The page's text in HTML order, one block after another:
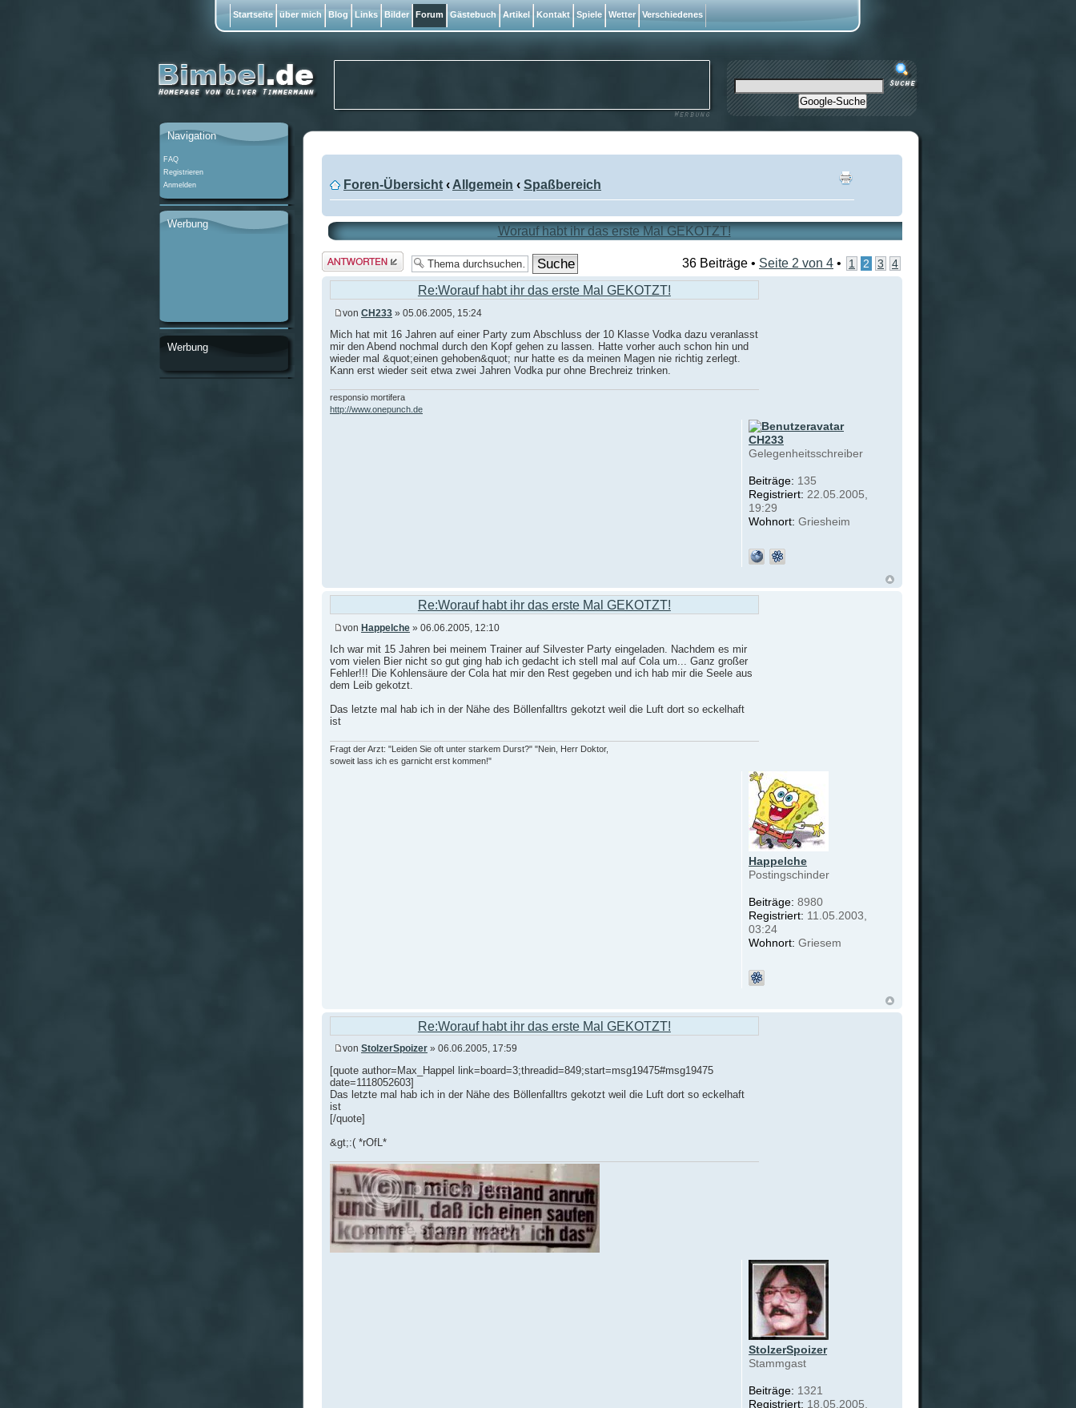
Foren-Übersicht ‹ Allgemein ‹ Spaßbereich
Worauf habt ihr das erste Mal GEKOTZT!
Antwort
erstellen
36 Beiträge • Seite 2 von 4 • 1 2 3 4
Re:Worauf habt ihr das erste Mal GEKOTZT!
von CH233 » 05.06.2005, 15:24
Mich hat mit 16 Jahren auf einer Party zum Abschluss der 10 Klasse Vodka dazu veranlasst
mir den Abend nochmal durch den Kopf gehen zu lassen. Hatte vorher auch schon hin und
wieder mal &quot;einen gehoben&quot; nur hatte es da meinen Magen nie richtig zerlegt.
Kann erst wieder seit etwa zwei Jahren Vodka pur ohne Brechreiz trinken.
responsio mortifera
http://www.onepunch.de
CH233
Gelegenheitsschreiber
Beiträge: 135
Registriert: 22.05.2005,
19:29
Wohnort: Griesheim
Re:Worauf habt ihr das erste Mal GEKOTZT!
von Happelche » 06.06.2005, 12:10
Ich war mit 15 Jahren bei meinem Trainer auf Silvester Party eingeladen. Nachdem es mir
vom vielen Bier nicht so gut ging hab ich gedacht ich stell mal auf Cola um... Ganz großer
Fehler!!! Die Kohlensäure der Cola hat mir den Rest gegeben und ich hab mir die Seele aus
dem Leib gekotzt.
Das letzte mal hab ich in der Nähe des Böllenfalltrs gekotzt weil die Luft dort so eckelhaft
ist
Fragt der Arzt: "Leiden Sie oft unter starkem Durst?" "Nein, Herr Doktor,
soweit lass ich es garnicht erst kommen!"
Happelche
Postingschinder
Beiträge: 8980
Registriert: 11.05.2003,
03:24
Wohnort: Griesem
Re:Worauf habt ihr das erste Mal GEKOTZT!
von StolzerSpoizer » 06.06.2005, 17:59
[quote author=Max_Happel link=board=3;threadid=849;start=msg19475#msg19475
date=1118052603]
Das letzte mal hab ich in der Nähe des Böllenfalltrs gekotzt weil die Luft dort so eckelhaft
ist
[/quote]
&gt;:( *rOfL*
StolzerSpoizer
Stammgast
Beiträge: 1321
Registriert: 18.05.2005,
Navigation
FAQ
Registrieren
Anmelden
Werbung
Werbung
Startseite über mich Blog Links Bilder Forum Gästebuch Artikel Kontakt Spiele Wetter Verschiedenes
Google-Suche